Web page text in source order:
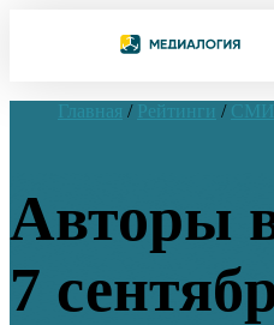
Главная / Рейтинги / СМИ
Авторы
7